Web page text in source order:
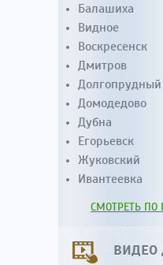
Балашиха
Видное
Воскресенск
Дмитров
Долгопрудный
Домодедово
Дубна
Егорьевск
Жуковский
Ивантеевка
СМОТРЕТЬ